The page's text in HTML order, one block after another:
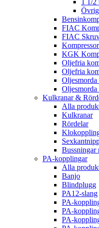
1 1/
FIAC
FIAC
KGK
Oljefria
Oljefria
Kulkranar &
Alla
Kulkranar
Rördelar
Bussningar
PA-kopplingar
Alla
Banjo
Blindplugg
PA12-slang
PA-
PA-
PA-